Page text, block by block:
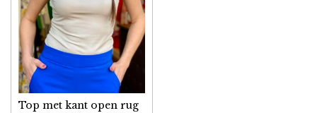
Top met kant open rug